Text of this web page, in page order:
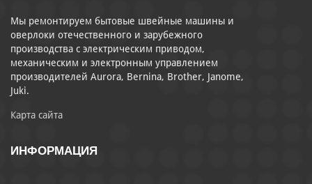
Мы ремонтируем бытовые швейные машины и
оверлоки отечественного и зарубежного
производства с электрическим приводом,
механическим и электронным управлением
производителей Aurora, Bernina, Brother, Janome,
Juki.
Карта сайта
ИНФОРМАЦИЯ